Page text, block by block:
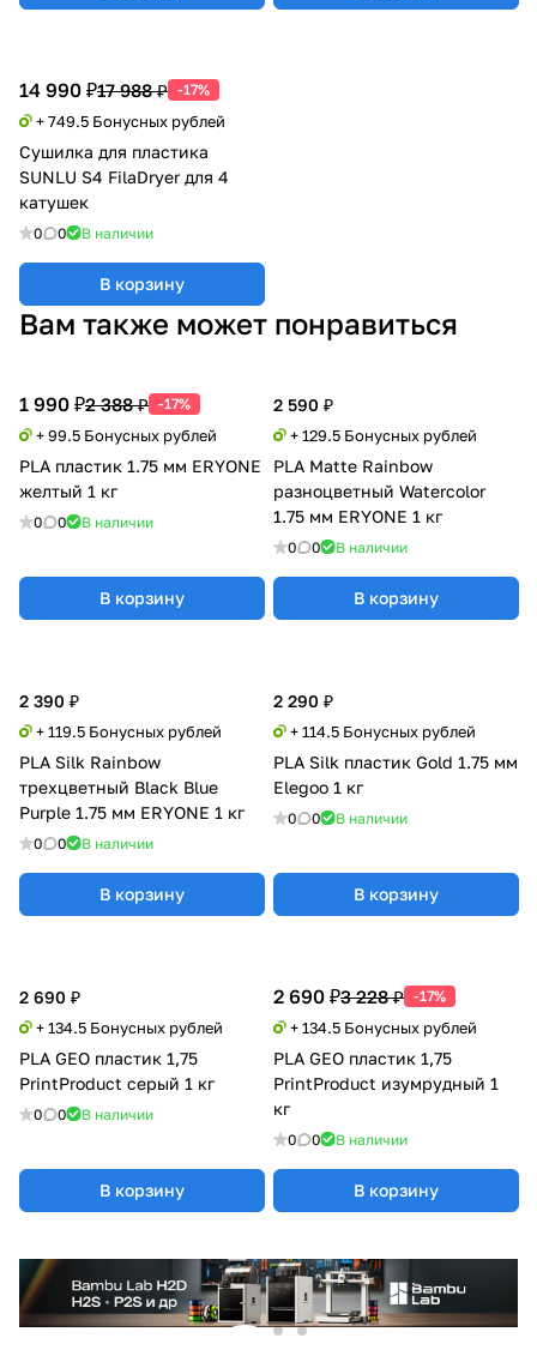
14 990 ₽17 988 ₽ -17%
+ 749.5 Бонусных рублей
Сушилка для пластика
SUNLU S4 FilaDryer для 4
катушек
0 0 В наличии
В корзину
Вам также может понравиться
1 990 ₽2 388 ₽ -17%
+ 99.5 Бонусных рублей
PLA пластик 1.75 мм ERYONE
желтый 1 кг
0 0 В наличии
В корзину
2 590 ₽
+ 129.5 Бонусных рублей
PLA Matte Rainbow
разноцветный Watercolor
1.75 мм ERYONE 1 кг
0 0 В наличии
В корзину
2 290 ₽
+ 114.5 Бонусных рублей
PLA Silk пластик Gold 1.75 мм
Elegoo 1 кг
0 0 В наличии
В корзину
2 690 ₽
+ 134.5 Бонусных рублей
PLA GEO пластик 1,75
PrintProduct серый 1 кг
0 0 В наличии
В корзину
2 690 ₽3 228 ₽ -17%
+ 134.5 Бонусных рублей
PLA GEO пластик 1,75
PrintProduct изумрудный 1
кг
0 0 В наличии
В корзину
2 390 ₽
+ 119.5 Бонусных рублей
PLA Silk Rainbow
трехцветный Black Blue
Purple 1.75 мм ERYONE 1 кг
0 0 В наличии
В корзину